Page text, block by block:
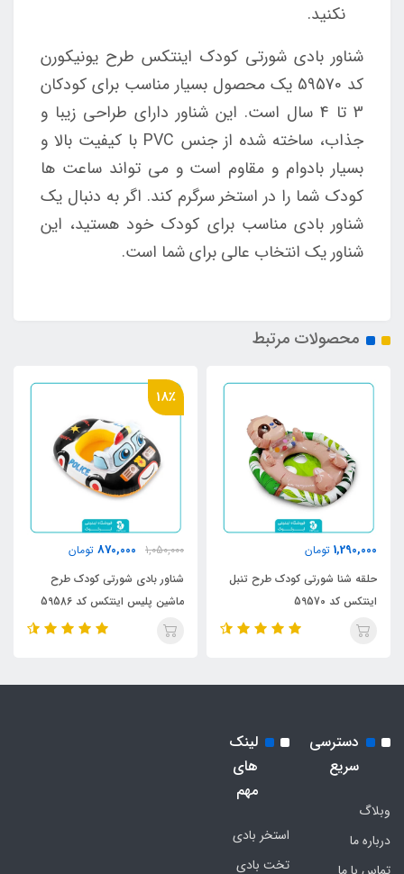
نکنید.
شناور بادی شورتی کودک اینتکس طرح یونیکورن
کد 59570 یک محصول بسیار مناسب برای کودکان
3 تا 4 سال است. این شناور دارای طراحی زیبا و
جذاب، ساخته شده از جنس PVC با کیفیت بالا و
بسیار بادوام و مقاوم است و می تواند ساعت ها
کودک شما را در استخر سرگرم کند. اگر به دنبال یک
شناور بادی مناسب برای کودک خود هستید، این
شناور یک انتخاب عالی برای شما است.
محصولات مرتبط
1,290,000 تومان
حلقه شنا شورتی کودک طرح تنبل
اینتکس کد 59570
18٪
1,050,000
870,000 تومان
شناور بادی شورتی کودک طرح
ماشین پلیس اینتکس کد 59586
دسترسی
سریع
وبلاگ
درباره ما
تماس با ما
لینک
های
مهم
استخر بادی
تخت بادی